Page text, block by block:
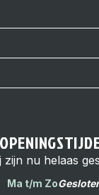
zijn nu helaas
Ma t/m Zo